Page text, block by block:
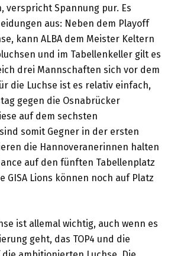
verspricht Spannung pur. Es
aus: Neben dem Playoff
kann ALBA dem Meister Keltern
und im Tabellenkeller gilt es
drei Mannschaften sich vor dem
die Luchse ist es relativ einfach,
gegen die Osnabrücker
auf dem sechsten
somit Gegner in der ersten
die Hannoveranerinnen halten
auf den fünften Tabellenplatz
GISA Lions können noch auf Platz
ist allemal wichtig, auch wenn es
geht, das TOP4 und die